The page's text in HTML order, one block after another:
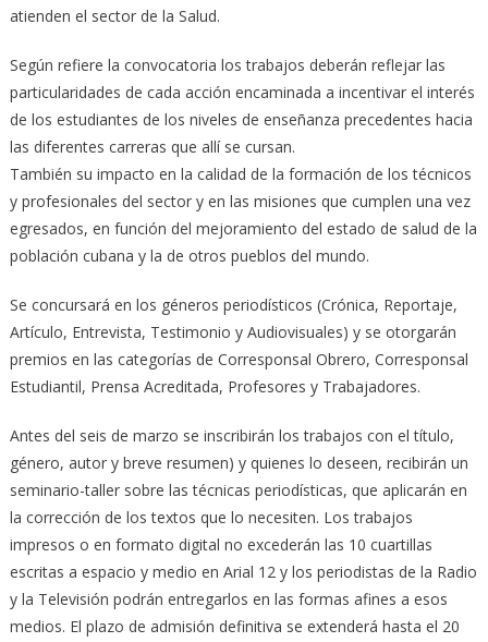
atienden el sector de la Salud.
Según refiere la convocatoria los trabajos deberán reflejar las
particularidades de cada acción encaminada a incentivar el interés
de los estudiantes de los niveles de enseñanza precedentes hacia
las diferentes carreras que allí se cursan.
También su impacto en la calidad de la formación de los técnicos
y profesionales del sector y en las misiones que cumplen una vez
egresados, en función del mejoramiento del estado de salud de la
población cubana y la de otros pueblos del mundo.
Se concursará en los géneros periodísticos (Crónica, Reportaje,
Artículo, Entrevista, Testimonio y Audiovisuales) y se otorgarán
premios en las categorías de Corresponsal Obrero, Corresponsal
Estudiantil, Prensa Acreditada, Profesores y Trabajadores.
Antes del seis de marzo se inscribirán los trabajos con el título,
género, autor y breve resumen) y quienes lo deseen, recibirán un
seminario-taller sobre las técnicas periodísticas, que aplicarán en
la corrección de los textos que lo necesiten. Los trabajos
impresos o en formato digital no excederán las 10 cuartillas
escritas a espacio y medio en Arial 12 y los periodistas de la Radio
y la Televisión podrán entregarlos en las formas afines a esos
medios. El plazo de admisión definitiva se extenderá hasta el 20